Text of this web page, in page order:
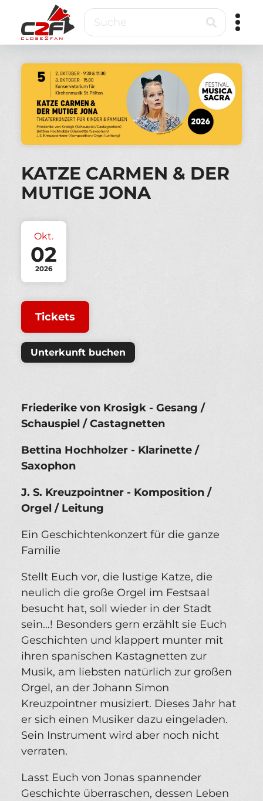
Inhalt
to
fan
VIP
ticketing
Suche
KATZE CARMEN & DER
MUTIGE JONA
Okt.
02
2026
Tickets
Unterkunft buchen
Friederike von Krosigk - Gesang /
Schauspiel / Castagnetten
Bettina Hochholzer - Klarinette /
Saxophon
J. S. Kreuzpointner - Komposition /
Orgel / Leitung
Ein Geschichtenkonzert für die ganze
Familie
Stellt Euch vor, die lustige Katze, die
neulich die große Orgel im Festsaal
besucht hat, soll wieder in der Stadt
sein…! Besonders gern erzählt sie Euch
Geschichten und klappert munter mit
ihren spanischen Kastagnetten zur
Musik, am liebsten natürlich zur großen
Orgel, an der Johann Simon
Kreuzpointner musiziert. Dieses Jahr hat
er sich einen Musiker dazu eingeladen.
Sein Instrument wird aber noch nicht
verraten.
Lasst Euch von Jonas spannender
Geschichte überraschen, dessen Leben